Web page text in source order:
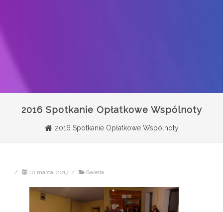
2016 Spotkanie Opłatkowe Wspólnoty
2016 Spotkanie Opłatkowe Wspólnoty
/ 10 marca, 2017 / Galeria